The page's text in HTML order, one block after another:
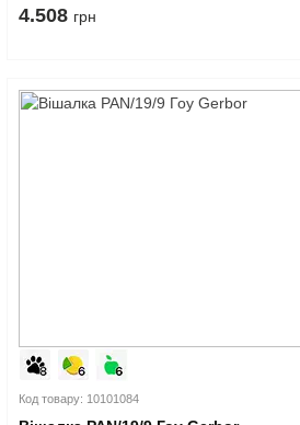
4.508 грн
Код товару: 10101084